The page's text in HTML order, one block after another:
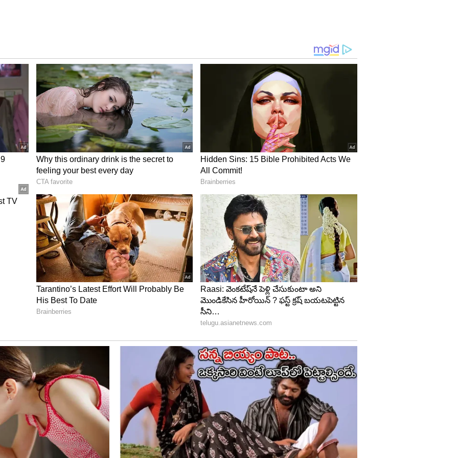
తప్పనిసరి
పౌడర్ ఉపయోగిస్తారు. నీటిలో కలిపి డ్రైనేజీ ప్రాంతాలు,
ప్రదేశాల్లో పిచికారీ చేయవచ్చు. అయితే ఇది రసాయన పదార్థం
ఇళ్లలో ప్రత్యేక జాగ్రత్తలు తీసుకోవాలి. అలాగే తోటలోని
వాడకపోవడం మంచిది.